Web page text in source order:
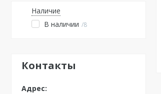
Наличие
В наличии
8
Контакты